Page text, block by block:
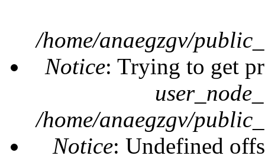
/home/anaegzgv/
Notice: Trying to get
/home/anaegzgv/
Notice: Undefined